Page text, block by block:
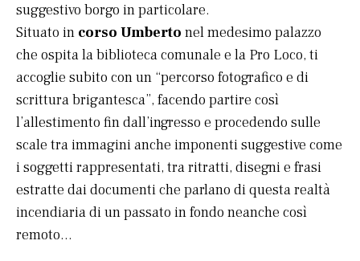
suggestivo borgo in particolare.
Situato in corso Umberto nel medesimo palazzo
che ospita la biblioteca comunale e la Pro Loco, ti
accoglie subito con un “percorso fotografico e di
scrittura brigantesca”, facendo partire così
l’allestimento fin dall’ingresso e procedendo sulle
scale tra immagini anche imponenti suggestive come
i soggetti rappresentati, tra ritratti, disegni e frasi
estratte dai documenti che parlano di questa realtà
incendiaria di un passato in fondo neanche così
remoto…